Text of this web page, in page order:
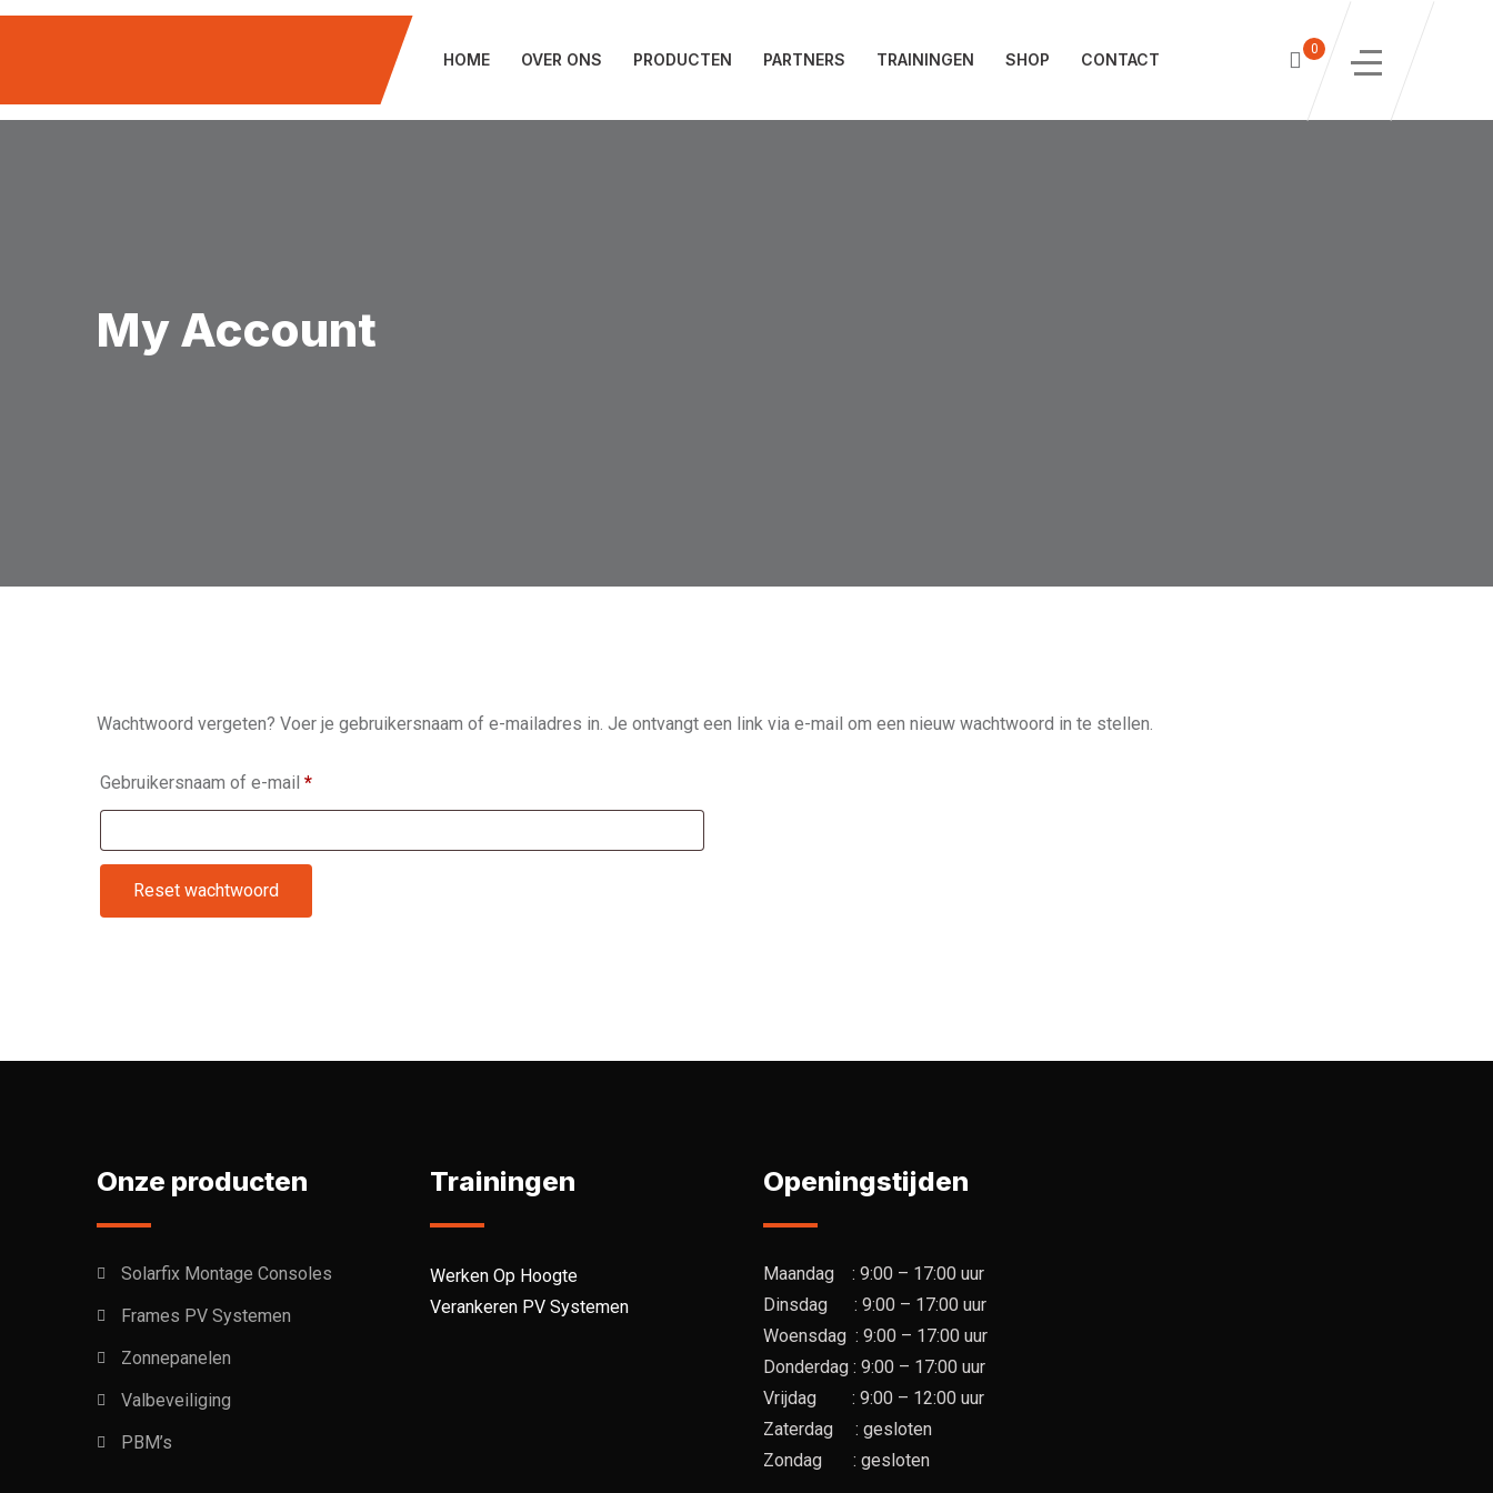
Skip
HOME OVER ONS PRODUCTEN PARTNERS TRAININGEN SHOP CONTACT
0
My Account
Wachtwoord vergeten? Voer je gebruikersnaam of e-mailadres in. Je ontvangt een link via e-mail om een nieuw wachtwoord in te stellen.
Gebruikersnaam of e-mail *Vereist
Reset wachtwoord
Onze producten
Solarfix Montage Consoles
Frames PV Systemen
Zonnepanelen
Valbeveiliging
PBM’s
Trainingen
Werken Op Hoogte
Verankeren PV Systemen
Openingstijden
Maandag : 9:00 – 17:00 uur
Dinsdag : 9:00 – 17:00 uur
Woensdag : 9:00 – 17:00 uur
Donderdag : 9:00 – 17:00 uur
Vrijdag : 9:00 – 12:00 uur
Zaterdag : gesloten
Zondag : gesloten